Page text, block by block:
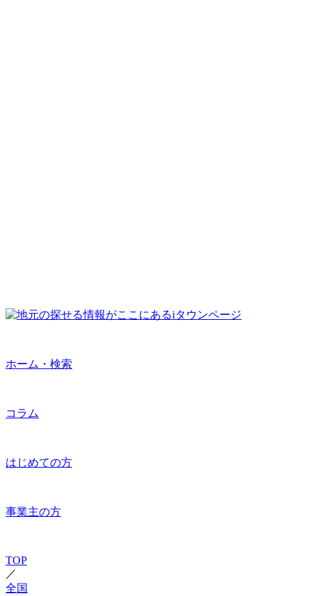
ホーム・検索
コラム
はじめての方
事業主の方
TOP
／
全国